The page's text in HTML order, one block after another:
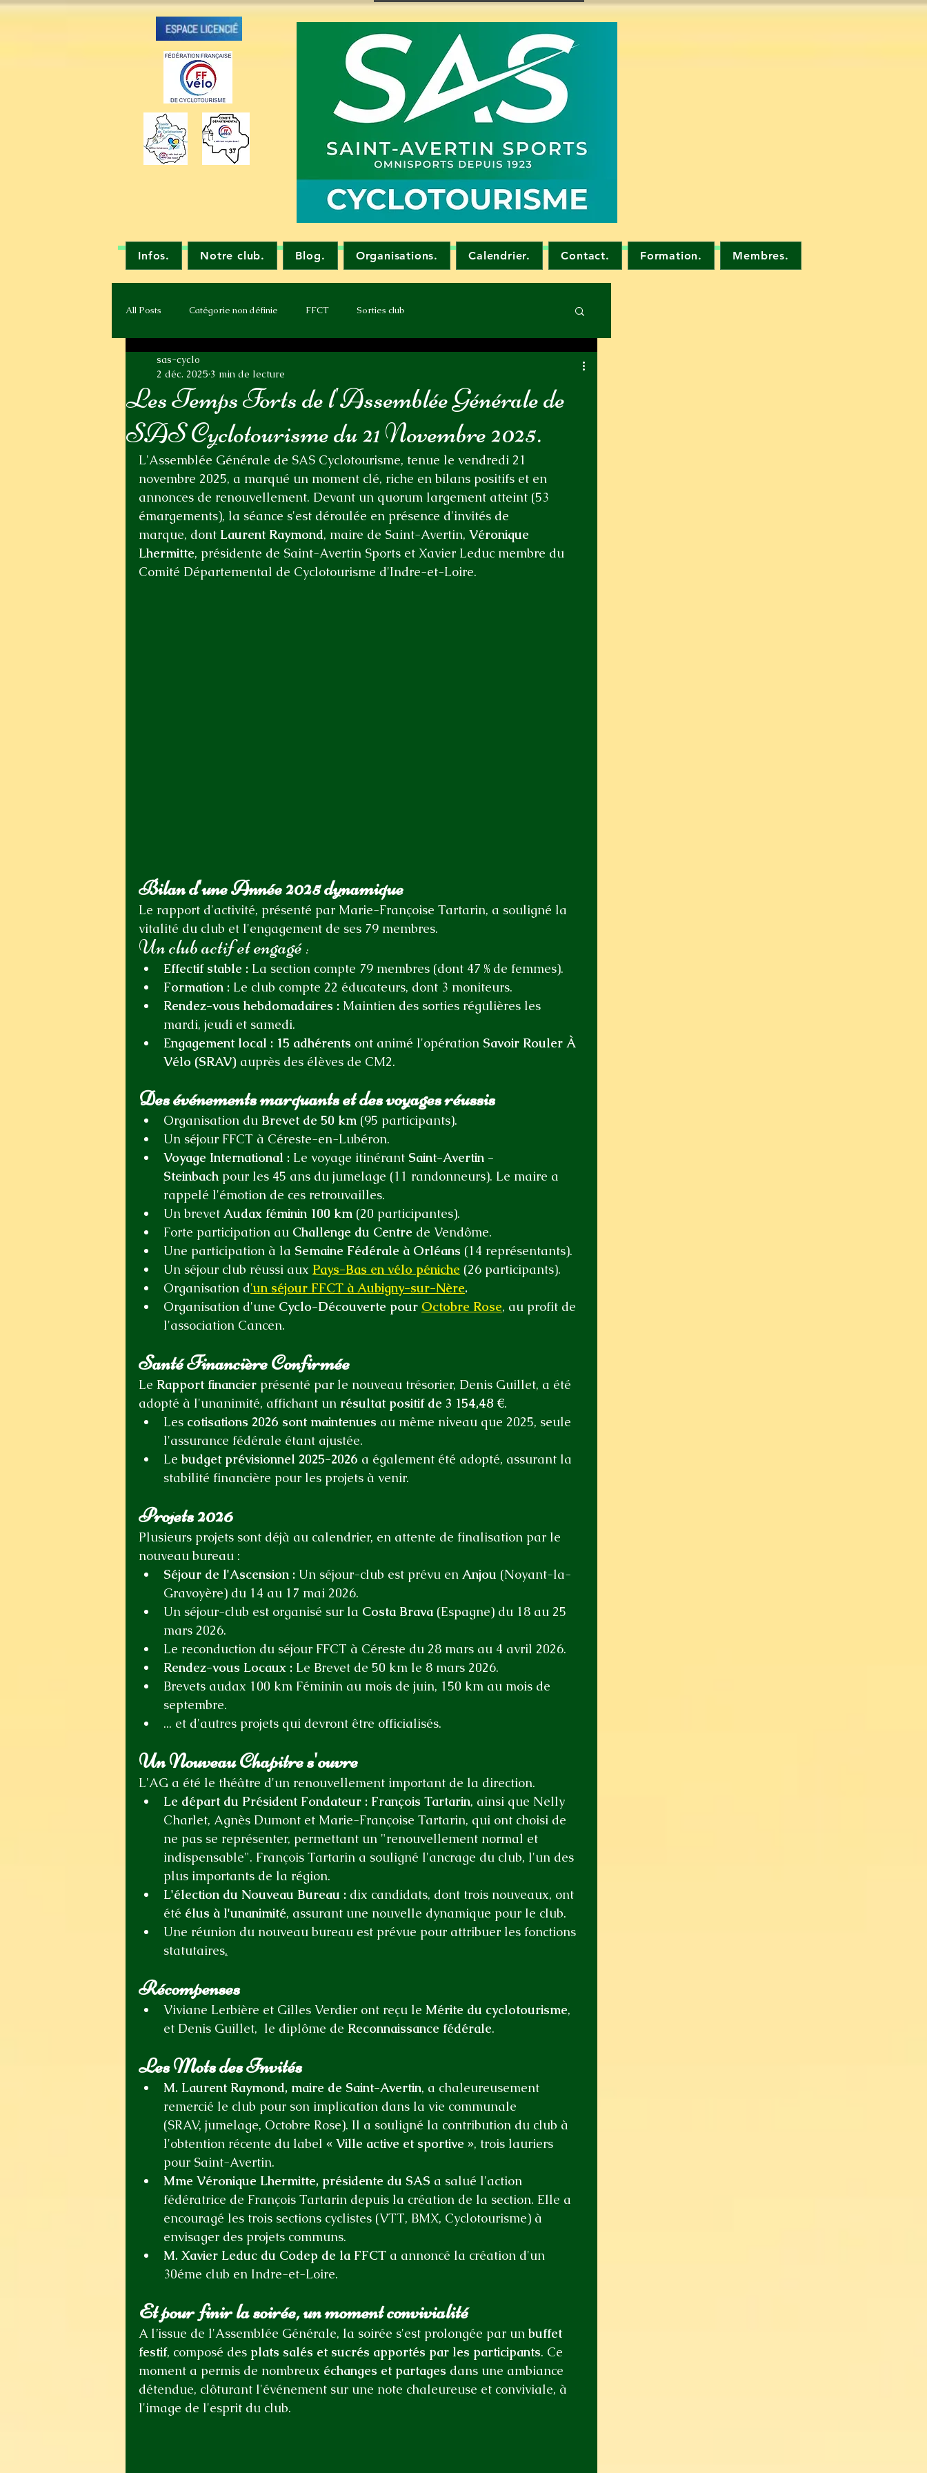
Infos. Notre club. Blog. Organisations. Calendrier. Contact. Formation. Membres.
All Posts Catégorie non définie FFCT Sorties club
Les Temps Forts de l'Assemblée Générale de
SAS Cyclotourisme du 21 Novembre 2025.
sas-cyclo
2 déc. 2025 3 min de lecture
L'Assemblée Générale de SAS Cyclotourisme, tenue le vendredi 21
novembre 2025, a marqué un moment clé, riche en bilans positifs et en
annonces de renouvellement. Devant un quorum largement atteint (53
émargements), la séance s'est déroulée en présence d'invités de
marque, dont Laurent Raymond, maire de Saint-Avertin, Véronique
Lhermitte, présidente de Saint-Avertin Sports et Xavier Leduc membre du
Comité Départemental de Cyclotourisme d'Indre-et-Loire.
Bilan d'une Année 2025 dynamique
Le rapport d'activité, présenté par Marie-Françoise Tartarin, a souligné la
vitalité du club et l'engagement de ses 79 membres.
Un club actif et engagé :
Effectif stable : La section compte 79 membres (dont 47 % de femmes).
Formation : Le club compte 22 éducateurs, dont 3 moniteurs.
Rendez-vous hebdomadaires : Maintien des sorties régulières les
mardi, jeudi et samedi.
Engagement local : 15 adhérents ont animé l'opération Savoir Rouler À
Vélo (SRAV) auprès des élèves de CM2.
Des événements marquants et des voyages réussis
Organisation du Brevet de 50 km (95 participants).
Un séjour FFCT à Céreste-en-Lubéron.
Voyage International : Le voyage itinérant Saint-Avertin -
Steinbach pour les 45 ans du jumelage (11 randonneurs). Le maire a
rappelé l'émotion de ces retrouvailles.
Un brevet Audax féminin 100 km (20 participantes).
Forte participation au Challenge du Centre de Vendôme.
Une participation à la Semaine Fédérale à Orléans (14 représentants).
Un séjour club réussi aux Pays-Bas en vélo péniche (26 participants).
Organisation d'un séjour FFCT à Aubigny-sur-Nère.
Organisation d'une Cyclo-Découverte pour Octobre Rose, au profit de
l'association Cancen.
Santé Financière Confirmée
Le Rapport financier présenté par le nouveau trésorier, Denis Guillet, a été
adopté à l'unanimité, affichant un résultat positif de 3 154,48 €.
Les cotisations 2026 sont maintenues au même niveau que 2025, seule
l'assurance fédérale étant ajustée.
Le budget prévisionnel 2025-2026 a également été adopté, assurant la
stabilité financière pour les projets à venir.
Projets 2026
Plusieurs projets sont déjà au calendrier, en attente de finalisation par le
nouveau bureau :
Séjour de l'Ascension : Un séjour-club est prévu en Anjou (Noyant-la-
Gravoyère) du 14 au 17 mai 2026.
Un séjour-club est organisé sur la Costa Brava (Espagne) du 18 au 25
mars 2026.
Le reconduction du séjour FFCT à Céreste du 28 mars au 4 avril 2026.
Rendez-vous Locaux : Le Brevet de 50 km le 8 mars 2026.
Brevets audax 100 km Féminin au mois de juin, 150 km au mois de
septembre.
... et d'autres projets qui devront être officialisés.
Un Nouveau Chapitre s'ouvre
L'AG a été le théâtre d'un renouvellement important de la direction.
Le départ du Président Fondateur : François Tartarin, ainsi que Nelly
Charlet, Agnès Dumont et Marie-Françoise Tartarin, qui ont choisi de
ne pas se représenter, permettant un "renouvellement normal et
indispensable". François Tartarin a souligné l'ancrage du club, l'un des
plus importants de la région.
L'élection du Nouveau Bureau : dix candidats, dont trois nouveaux, ont
été élus à l'unanimité, assurant une nouvelle dynamique pour le club.
Une réunion du nouveau bureau est prévue pour attribuer les fonctions
statutaires.
Récompenses
Viviane Lerbière et Gilles Verdier ont reçu le Mérite du cyclotourisme,
et Denis Guillet,  le diplôme de Reconnaissance fédérale.
Les Mots des Invités
M. Laurent Raymond, maire de Saint-Avertin, a chaleureusement
remercié le club pour son implication dans la vie communale
(SRAV, jumelage, Octobre Rose). Il a souligné la contribution du club à
l'obtention récente du label « Ville active et sportive », trois lauriers
pour Saint-Avertin.
Mme Véronique Lhermitte, présidente du SAS a salué l'action
fédératrice de François Tartarin depuis la création de la section. Elle a
encouragé les trois sections cyclistes (VTT, BMX, Cyclotourisme) à
envisager des projets communs.
M. Xavier Leduc du Codep de la FFCT a annoncé la création d'un
30éme club en Indre-et-Loire.
Et pour finir la soirée, un moment convivialité
A l’issue de l'Assemblée Générale, la soirée s'est prolongée par un buffet
festif, composé des plats salés et sucrés apportés par les participants. Ce
moment a permis de nombreux échanges et partages dans une ambiance
détendue, clôturant l'événement sur une note chaleureuse et conviviale, à
l'image de l'esprit du club.